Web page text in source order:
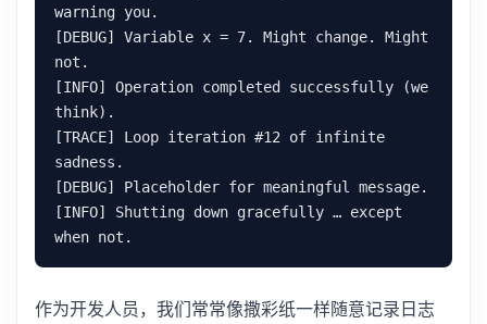
warning you.
[DEBUG] Variable x = 7. Might change. Might
not.
[INFO] Operation completed successfully (we
think).
[TRACE] Loop iteration #12 of infinite
sadness.
[DEBUG] Placeholder for meaningful message.
[INFO] Shutting down gracefully … except
作为开发人员，我们常常像撒彩纸一样随意记录日志